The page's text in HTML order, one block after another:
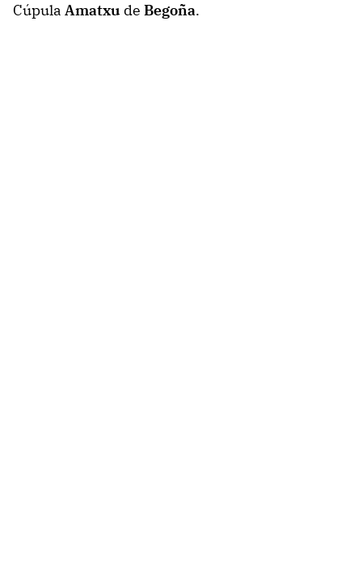
Cúpula Amatxu de Begoña.